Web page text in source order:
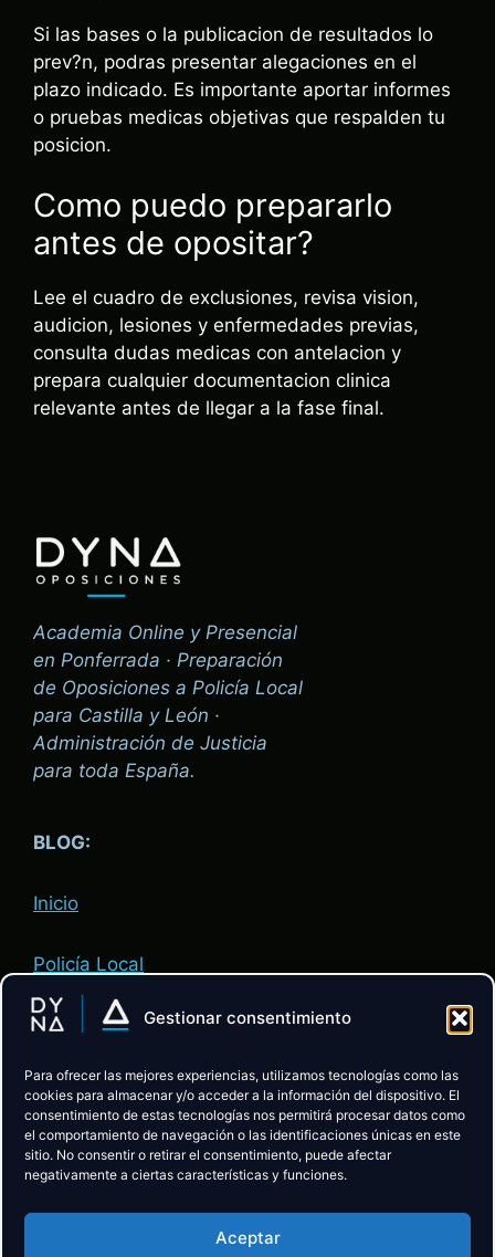
Gestionar consentimiento
Para ofrecer las mejores experiencias, utilizamos tecnologías como las
cookies para almacenar y/o acceder a la información del dispositivo. El
consentimiento de estas tecnologías nos permitirá procesar datos como
el comportamiento de navegación o las identificaciones únicas en este
sitio. No consentir o retirar el consentimiento, puede afectar
negativamente a ciertas características y funciones.
Aceptar
Si las bases o la publicacion de resultados lo
prev?n, podras presentar alegaciones en el
plazo indicado. Es importante aportar informes
o pruebas medicas objetivas que respalden tu
posicion.
Como puedo prepararlo
antes de opositar?
Lee el cuadro de exclusiones, revisa vision,
audicion, lesiones y enfermedades previas,
consulta dudas medicas con antelacion y
prepara cualquier documentacion clinica
relevante antes de llegar a la fase final.
Academia Online y Presencial
en Ponferrada · Preparación
de Oposiciones a Policía Local
para Castilla y León ·
Administración de Justicia
para toda España.
BLOG:
Inicio
Policía Local
Administración de Justicia
ACADEMIA:
Descubre la Academia
Preparación Policía Local CyL